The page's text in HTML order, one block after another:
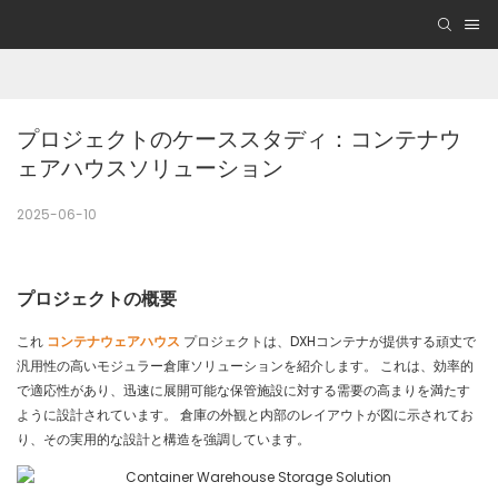
プロジェクトのケーススタディ：コンテナウ
ェアハウスソリューション
2025-06-10
プロジェクトの概要
これ コンテナウェアハウス プロジェクトは、DXHコンテナが提供する頑丈で
汎用性の高いモジュラー倉庫ソリューションを紹介します。 これは、効率的
で適応性があり、迅速に展開可能な保管施設に対する需要の高まりを満たす
ように設計されています。 倉庫の外観と内部のレイアウトが図に示されてお
り、その実用的な設計と構造を強調しています。